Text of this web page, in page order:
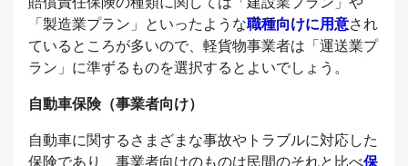
「製造業プラン」といったような職種向けに用意され
ているところが多いので、軽貨物事業者は「運送業プ
ラン」に準ずるものを選択するとよいでしょう。
自動車保険（事業者向け）
自動車に関するさまざまな事故やトラブルに対応した
保険であり、事業者向けのものは民間のそれと比べ保